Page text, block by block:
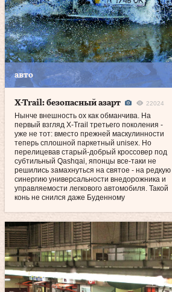
авто
X-Trail: безопасный азарт 22024
Нынче внешность ох как обманчива. На
первый взгляд X-Trail третьего поколения -
уже не тот: вместо прежней маскулинности
теперь сплошной паркетный unisex. Но
перелицевав старый-добрый кроссовер под
субтильный Qashqai, японцы все‑таки не
решились замахнуться на святое - на редкую
синергию универсальности внедорожника и
управляемости легкового автомобиля. Такой
конь не снился даже Буденному